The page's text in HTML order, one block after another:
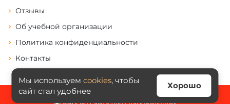
Отзывы
Об учебной организации
Политика конфиденциальности
Контакты
Мы используемcookies, чтобы
сайт стал удобнее
Хорошо